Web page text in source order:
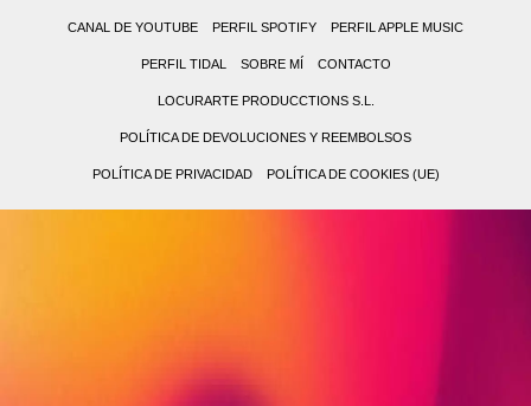
CANAL DE YOUTUBE PERFIL SPOTIFY PERFIL APPLE MUSIC
PERFIL TIDAL SOBRE MÍ CONTACTO
LOCURARTE PRODUCCTIONS S.L.
POLÍTICA DE DEVOLUCIONES Y REEMBOLSOS
POLÍTICA DE PRIVACIDAD POLÍTICA DE COOKIES (UE)